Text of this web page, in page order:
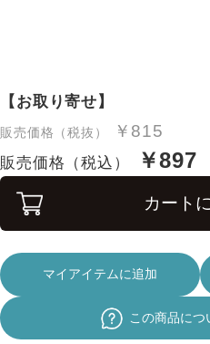
【お取り寄せ】
販売価格（税抜） ￥815
販売価格（税込） ￥897
カート
マイアイテムに追加
この商品に